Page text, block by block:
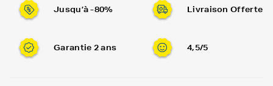
Jusqu’à -80% Livraison Offerte
Garantie 2 ans 4,5/5